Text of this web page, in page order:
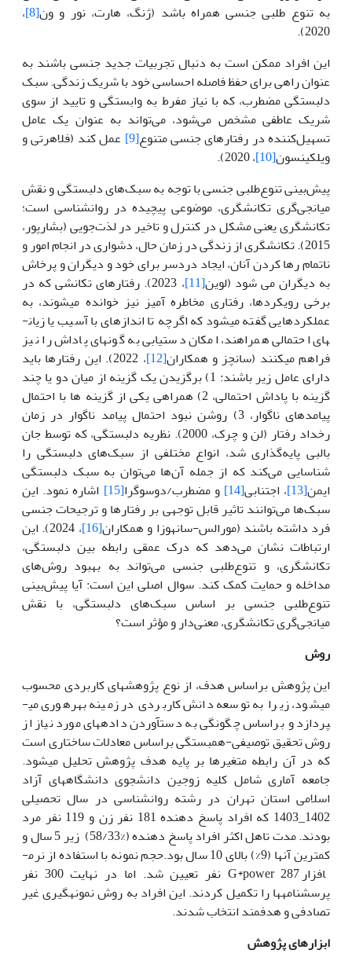
به تنوع طلبی جنسی همراه باشد (ژنگ، هارت، نور و ون[8] ،
2020).
این افراد ممکن است به دنبال تجربیات جدید جنسی باشند به
عنوان راهی برای حفظ فاصله احساسی خود با شریک زندگی. سبک
دلبستگی مضطرب، که با نیاز مفرط به وابستگی و تایید از سوی
شریک عاطفی مشخص می‌شود، می‌تواند به عنوان یک عامل
تسهیل‌کننده در رفتارهای جنسی متنوع[9]
عمل کند (فلاهرتی و
ویلکینسون[10]
، 2020).
پیش‌بینی تنوع‌طلبی جنسی با توجه به سبک‌های دلبستگی و نقش
میانجی‌گری تکانشگری، موضوعی پیچیده در روانشناسی است؛
تکانشگری یعنی مشکل در کنترل و تاخیر در لذت‌جویی (بشارپور،
2015). تکانشگری از زندگی در زمان حال، دشواری در انجام امور و
ناتمام رها کردن آنان، ایجاد دردسر برای خود و دیگران و پرخاش
به دیگران می شود (لوین[11]
، 2023). رفتارهای تکانشی که در
برخی رویکردها، رفتاری مخاطره آمیز نیز خوانده می­شوند، به
عملکردهایی گفته می­شود که اگرچه تا اندازه­ای با آسیب یا زیان­
های احتمالی همراهند، امکان دستیابی به گونه­ای پاداش را نیز
فراهم می­کنند (سانچز و همکاران[12]
، 2022). این رفتارها باید
دارای عامل زیر باشند: 1) برگزیدن یک گزینه از میان دو یا چند
گزینه با پاداش احتمالی، 2) همراهی یکی از گزینه ها با احتمال
پیامدهای ناگوار، 3) روشن نبود احتمال پیامد ناگوار در زمان
رخداد رفتار (لن و چرک، 2000). نظریه دلبستگی، که توسط جان
بالبی پایه‌گذاری شد، انواع مختلفی از سبک‌های دلبستگی را
شناسایی می‌کند که از جمله آن‌ها می‌توان به سبک دلبستگی
ایمن[13] ، اجتنابی[14] و مضطرب/دوسوگرا[15]
اشاره نمود. این
سبک‌ها می‌توانند تاثیر قابل توجهی بر رفتارها و ترجیحات جنسی
فرد داشته باشند (مورالس-سانهوزا و همکاران[16]
، 2024). این
ارتباطات نشان می‌دهد که درک عمقی رابطه بین دلبستگی،
تکانشگری، و تنوع‌طلبی جنسی می‌تواند به بهبود روش‌های
مداخله و حمایت کمک کند. سوال اصلی این است: آیا پیش‌بینی
تنوع‌طلبی جنسی بر اساس سبک‌های دلبستگی، با نقش
میانجی‌گری تکانشگری، معنی‌دار و مؤثر است؟
روش
این پژوهش براساس هدف، از نوع پژوهش­های کاربردی محسوب
می­شود، زیرا‌ به توسعه دانش کاربردی در زمینه بهره­وری می­
پردازد و براساس چگونگی به دست­آوردن داده­های مورد نیاز از
روش تحقیق توصیفی-همبستگی براساس معادلات ساختاری است
که در آن رابطه متغیر­ها بر پایه هدف پژوهش تحلیل می­شود.
جامعه آماری شامل کلیه زوجین دانشجوی دانشگاه­های آزاد
اسلامی استان تهران در رشته روانشناسی در سال تحصیلی
1402_1403 که افراد پاسخ دهنده 181 نفر زن و 119 نفر مرد
بودند. مدت تاهل اکثر افراد پاسخ دهنده (%58/33) زیر 5 سال و
کمترین آنها (9%) بالای 10 سال بود.حجم نمونه با استفاده از نرم­
افزار G*power ‌287‌ نفر تعیین شد. اما در نهایت 300 نفر
پرسشنامه­ها را تکمیل کردند. این افراد به روش نمونه­گیری غیر
تصادفی‌ و هدفمند انتخاب شدند.
ابزارهای پژوهش